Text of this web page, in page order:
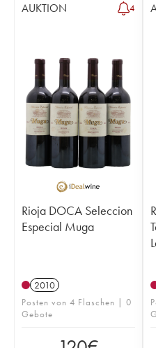
AUKTION 4
Rioja DOCA Seleccion
Especial Muga
2010
Posten von 4 Flaschen | 0
Gebote